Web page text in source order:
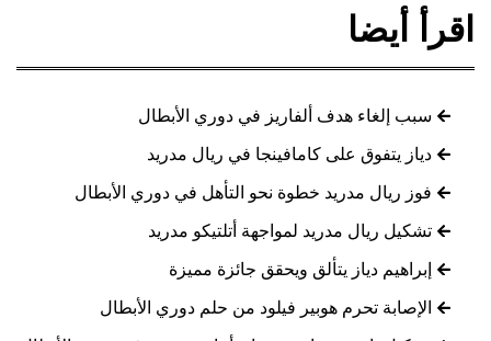
اقرأ أيضا
سبب إلغاء هدف ألفاريز في دوري الأبطال
دياز يتفوق على كامافينجا في ريال مدريد
فوز ريال مدريد خطوة نحو التأهل في دوري الأبطال
تشكيل ريال مدريد لمواجهة أتلتيكو مدريد
إبراهيم دياز يتألق ويحقق جائزة مميزة
الإصابة تحرم هوبير فيلود من حلم دوري الأبطال